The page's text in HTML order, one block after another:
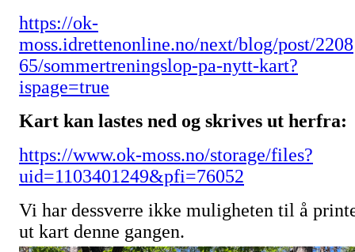
https://ok-
moss.idrettenonline.no/next/blog/post/2208
65/sommertreningslop-pa-nytt-kart?
ispage=true
Kart kan lastes ned og skrives ut herfra:
https://www.ok-moss.no/storage/files?
uid=1103401249&pfi=76052
Vi har dessverre ikke muligheten til å
ut kart denne gangen.